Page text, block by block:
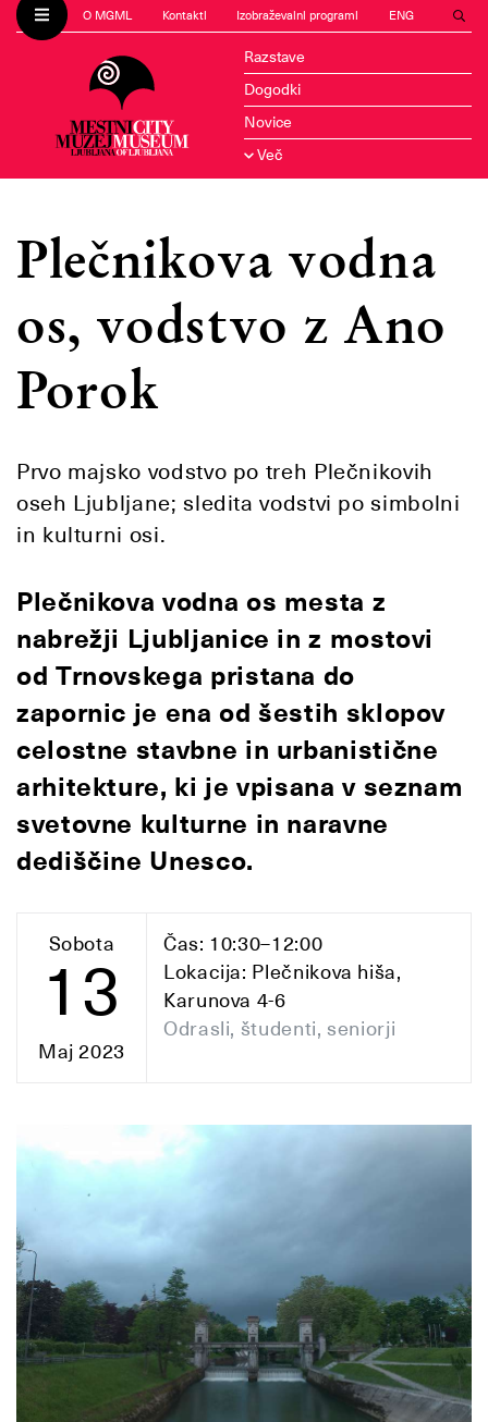
O MGML Kontakti Izobraževalni programi ENG
Razstave
Dogodki
Novice
Več
Plečnikova vodna
os, vodstvo z Ano
Porok
Prvo majsko vodstvo po treh Plečnikovih
oseh Ljubljane; sledita vodstvi po simbolni
in kulturni osi.
Plečnikova vodna os mesta z
nabrežji Ljubljanice in z mostovi
od Trnovskega pristana do
zapornic je ena od šestih sklopov
celostne stavbne in urbanistične
arhitekture, ki je vpisana v seznam
svetovne kulturne in naravne
dediščine Unesco.
Sobota
13
Maj 2023
Čas: 10:30–12:00
Lokacija: Plečnikova hiša,
Karunova 4-6
Odrasli, študenti, seniorji